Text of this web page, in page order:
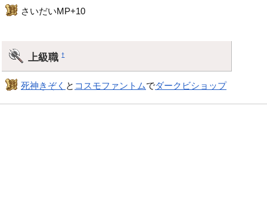
さいだいMP+10
上級職†
死神きぞく と コスモファントムでダークビショップ